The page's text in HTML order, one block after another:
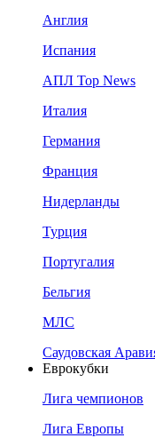
Англия
Испания
АПЛ Top News
Италия
Германия
Франция
Нидерланды
Турция
Португалия
Бельгия
МЛС
Саудовская
Еврокубки
Лига чемпионов
Лига Европы